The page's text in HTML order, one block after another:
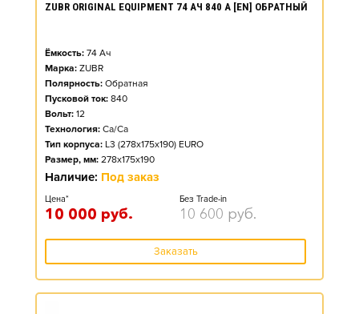
ZUBR ORIGINAL EQUIPMENT 74 АЧ 840 А [EN] ОБРАТНЫЙ
Ёмкость: 74 Ач
Марка: ZUBR
Полярность: Обратная
Пусковой ток: 840
Вольт: 12
Технология: Ca/Ca
Тип корпуса: L3 (278x175x190) EURO
Размер, мм: 278x175x190
Наличие: Под заказ
Цена*
10 000 руб.
Без Trade-in
10 600 руб.
Заказать